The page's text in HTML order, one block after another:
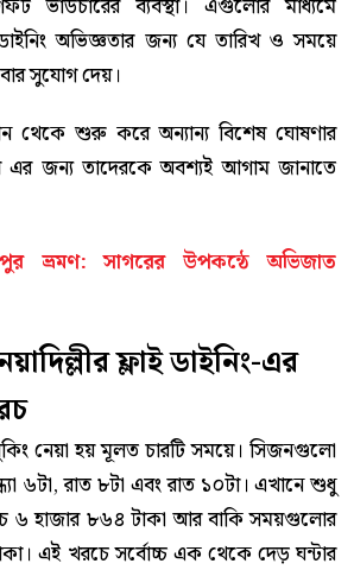
ভাউচারের ব্যবস্থা। এগুলোর মাধ্যমে
অভিজ্ঞতার জন্য যে তারিখ ও সময়ে
সুযোগ দেয়।
থেকে শুরু করে অন্যান্য বিশেষ ঘোষণার
এর জন্য তাদেরকে অবশ্যই আগাম জানাতে
ভ্রমণ: সাগরের উপকন্ঠে অভিজাত
ফ্লাই ডাইনিং-এর
নেয়া হয় মূলত চারটি সময়ে। সিজনগুলো
৬টা, রাত ৮টা এবং রাত ১০টা। এখানে শুধু
৬ হাজার ৮৬৪ টাকা আর বাকি সময়গুলোর
এই খরচে সর্বোচ্চ এক থেকে দেড় ঘন্টার